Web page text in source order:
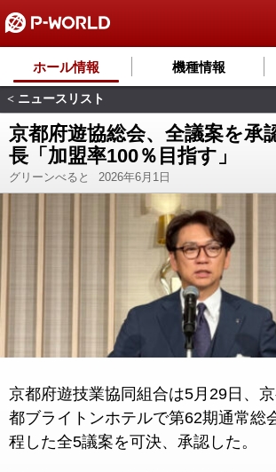
ホール情報 機種情報
< ニュースリスト
京都府遊協総会、全議案を
長「加盟率100％目指す」
グリーンべると 2026年6月1日
京都府遊技業協同組合は5月29日、
都ブライトンホテルで第62期通常総
程した全5議案を可決、承認した。